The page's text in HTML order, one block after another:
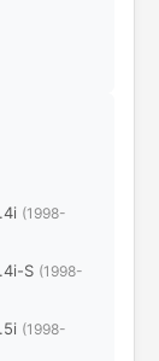
(1998-
S (1998-
(1998-